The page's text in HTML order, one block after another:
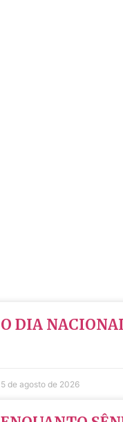
O DIA
5 de agosto de 2026